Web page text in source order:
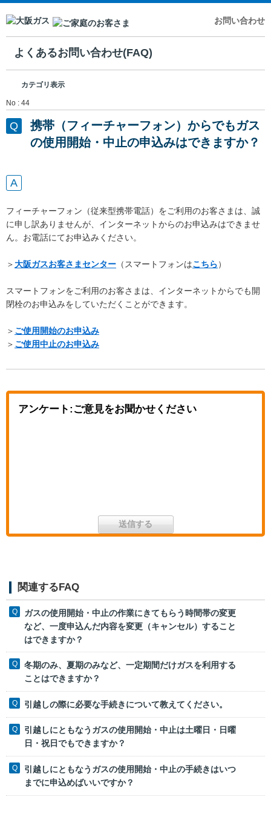
お問い合わせ
よくあるお問い合わせ(FAQ)
カテゴリ表示
No : 44
携帯（フィーチャーフォン）からでもガス
の使用開始・中止の申込みはできますか？
フィーチャーフォン（従来型携帯電話）をご利用のお客さまは、誠
に申し訳ありませんが、インターネットからのお申込みはできませ
ん。お電話にてお申込みください。
＞大阪ガスお客さまセンター （スマートフォンはこちら）
スマートフォンをご利用のお客さまは、インターネットからでも開
閉栓のお申込みをしていただくことができます。
＞ ご使用開始のお申込み
＞ ご使用中止のお申込み
アンケート:ご意見をお聞かせください
関連するFAQ
ガスの使用開始・中止の作業にきてもらう時間帯の変更
など、一度申込んだ内容を変更（キャンセル）すること
はできますか？
冬期のみ、夏期のみなど、一定期間だけガスを利用する
ことはできますか？
引越しの際に必要な手続きについて教えてください。
引越しにともなうガスの使用開始・中止は土曜日・日曜
日・祝日でもできますか？
引越しにともなうガスの使用開始・中止の手続きはいつ
までに申込めばいいですか？